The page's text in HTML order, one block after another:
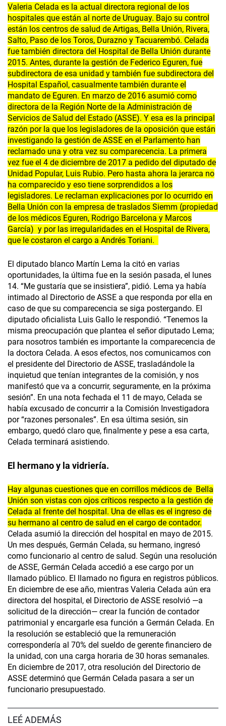
Valeria Celada es la actual directora regional de los
hospitales que están al norte de Uruguay. Bajo su control
están los centros de salud de Artigas, Bella Unión, Rivera,
Salto, Paso de los Toros, Durazno y Tacuarembó. Celada
fue también directora del Hospital de Bella Unión durante
2015. Antes, durante la gestión de Federico Eguren, fue
subdirectora de esa unidad y también fue subdirectora del
Hospital Español, casualmente también durante el
mandato de Eguren. En marzo de 2016 asumió como
directora de la Región Norte de la Administración de
Servicios de Salud del Estado (ASSE). Y esa es la principal
razón por la que los legisladores de la oposición que están
investigando la gestión de ASSE en el Parlamento han
reclamado una y otra vez su comparecencia. La primera
vez fue el 4 de diciembre de 2017 a pedido del diputado de
Unidad Popular, Luis Rubio. Pero hasta ahora la jerarca no
ha comparecido y eso tiene sorprendidos a los
legisladores. Le reclaman explicaciones por lo ocurrido en
Bella Unión con la empresa de traslados Siemm (propiedad
de los médicos Eguren, Rodrigo Barcelona y Marcos
García) y por las irregularidades en el Hospital de Rivera,
que le costaron el cargo a Andrés Toriani.
El diputado blanco Martín Lema la citó en varias
oportunidades, la última fue en la sesión pasada, el lunes
14. “Me gustaría que se insistiera”, pidió. Lema ya había
intimado al Directorio de ASSE a que responda por ella en
caso de que su comparecencia se siga postergando. El
diputado oficialista Luis Gallo le respondió. “Tenemos la
misma preocupación que plantea el señor diputado Lema;
para nosotros también es importante la comparecencia de
la doctora Celada. A esos efectos, nos comunicamos con
el presidente del Directorio de ASSE, trasladándole la
inquietud que tenían integrantes de la comisión, y nos
manifestó que va a concurrir, seguramente, en la próxima
sesión”. En una nota fechada el 11 de mayo, Celada se
había excusado de concurrir a la Comisión Investigadora
por “razones personales”. En esa última sesión, sin
embargo, quedó claro que, finalmente y pese a esa carta,
Celada terminará asistiendo.
El hermano y la vidriería.
Hay algunas cuestiones que en corrillos médicos de Bella
Unión son vistas con ojos críticos respecto a la gestión de
Celada al frente del hospital. Una de ellas es el ingreso de
su hermano al centro de salud en el cargo de contador.
Celada asumió la dirección del hospital en mayo de 2015.
Un mes después, Germán Celada, su hermano, ingresó
como funcionario al centro de salud. Según una resolución
de ASSE, Germán Celada accedió a ese cargo por un
llamado público. El llamado no figura en registros públicos.
En diciembre de ese año, mientras Valeria Celada aún era
directora del hospital, el Directorio de ASSE resolvió —a
solicitud de la dirección— crear la función de contador
patrimonial y encargarle esa función a Germán Celada. En
la resolución se estableció que la remuneración
correspondería al 70% del sueldo de gerente financiero de
la unidad, con una carga horaria de 30 horas semanales.
En diciembre de 2017, otra resolución del Directorio de
ASSE determinó que Germán Celada pasara a ser un
funcionario presupuestado.
LEÉ ADEMÁS